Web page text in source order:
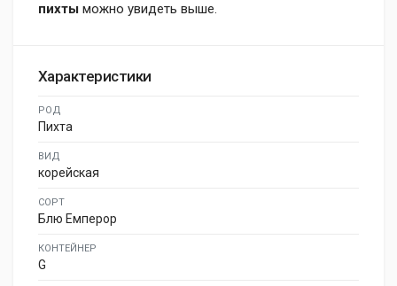
пихты можно увидеть выше.
Характеристики
РОД
Пихта
ВИД
корейская
СОРТ
Блю Емперор
КОНТЕЙНЕР
G